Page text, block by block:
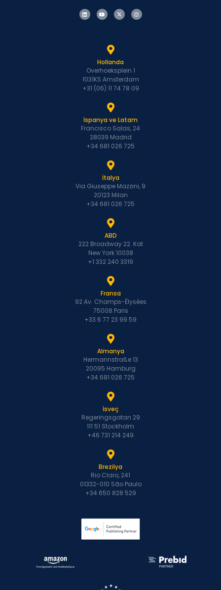
Hollanda
Overhoeksplein 1
1031KS Amsterdam
+31 (06) 11 74 78 09
İspanya ve Latam
Francisco Salas, 24
28039 Madrid
+34 681 026 725
İtalya
Via Giuseppe Mazzini, 9
20123 Milan
+34 681 026 725
ABD
222 Broadway 22. Kat
New York 10038
+1 332 240 3319
Fransa
92 Av. Champs-Élysées
75008 Paris
+33 6 77 23 99 59
Almanya
Hermannstraße 13
20095 Hamburg
+34 681 026 725
İsveç
Regeringsgatan 29
111 51 Stockholm
+46 731 214 249
Brezilya
Rio Claro, 241
01332-010 São Paulo
+34 650 828 529